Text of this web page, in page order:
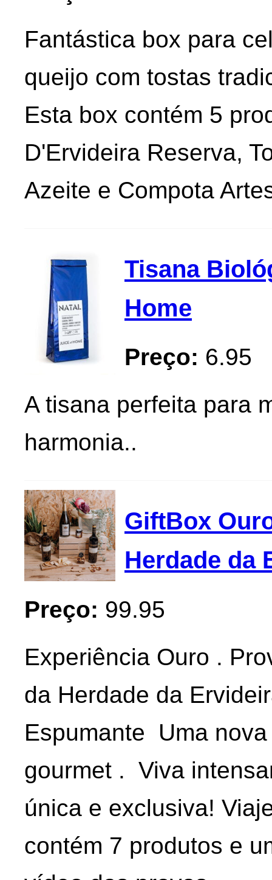
Fantástica box para
queijo com tostas
Esta box contém 5
D'Ervideira Reserva,
Azeite e Compota
Tisana
Home
Preço: 6.95
A tisana perfeita para
harmonia..
GiftBox
Herdade da
Preço: 99.95
Experiência Ouro .
da Herdade da
Espumante Uma
gourmet . Viva
única e exclusiva!
contém 7 produtos e